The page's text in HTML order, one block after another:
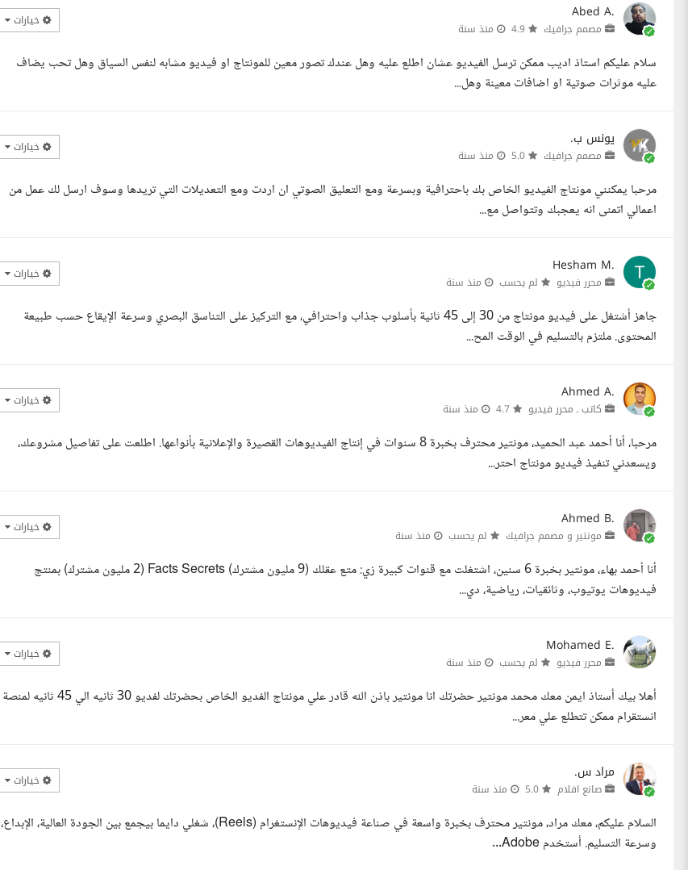
Abed A.
مصمم جرافيك منذ سنة خيارات
سلام عليكم استاذ اديب ممكن ترسل الفيديو عشان اطلع عليه وهل عندك تصور معين للمونتاج او فيديو مشابه لنفس السياق وهل تحب يضاف
عليه موثرات صوتية او اضافات معينة وهل...
يونس ب.
مصمم جرافيك منذ سنة خيارات
مرحبا يمكنني مونتاج الفيديو الخاص بك باحترافية وبسرعة ومع التعليق الصوتي ان اردت ومع التعديلات التي تريدها وسوف ارسل لك عمل من
اعمالي اتمنى انه يعجبك وتتواصل مع...
Hesham M.
محرر فيديو لم يحسب منذ سنة خيارات
جاهز أشتغل على فيديو مونتاج من 30 إلى 45 ثانية بأسلوب جذاب واحترافي، مع التركيز على التناسق البصري وسرعة الإيقاع حسب طبيعة
المحتوى. ملتزم بالتسليم في الوقت المح...
Ahmed A.
كاتب ـ محرر فيديو منذ سنة خيارات
مرحبا، أنا أحمد عبد الحميد، مونتير محترف بخبرة 8 سنوات في إنتاج الفيديوهات القصيرة والإعلانية بأنواعها. اطلعت على تفاصيل مشروعك،
ويسعدني تنفيذ فيديو مونتاج احتر...
Ahmed B.
مونتير و مصمم جرافيك لم يحسب منذ سنة خيارات
أنا أحمد بهاء، مونتير بخبرة 6 سنين، اشتغلت مع قنوات كبيرة زي: متع عقلك (9 مليون مشترك) Facts Secrets (2 مليون مشترك) بمنتج
فيديوهات يوتيوب، وثائقيات، رياضية، دي...
Mohamed E.
محرر فيديو لم يحسب منذ سنة خيارات
أهلا بيك أستاذ ايمن معك محمد مونتير حضرتك انا مونتير باذن الله قادر علي مونتاج الفديو الخاص بحضرتك لفديو 30 ثانيه الي 45 ثانيه لمنصة
انستقرام ممكن تتطلع علي معر...
مراد س.
صانع افلام منذ سنة خيارات
السلام عليكم، معك مراد، مونتير محترف بخبرة واسعة في صناعة فيديوهات الإنستغرام (Reels)، شغلي دايما بيجمع بين الجودة العالية، الإبداع،
وسرعة التسليم. أستخدم Adobe...